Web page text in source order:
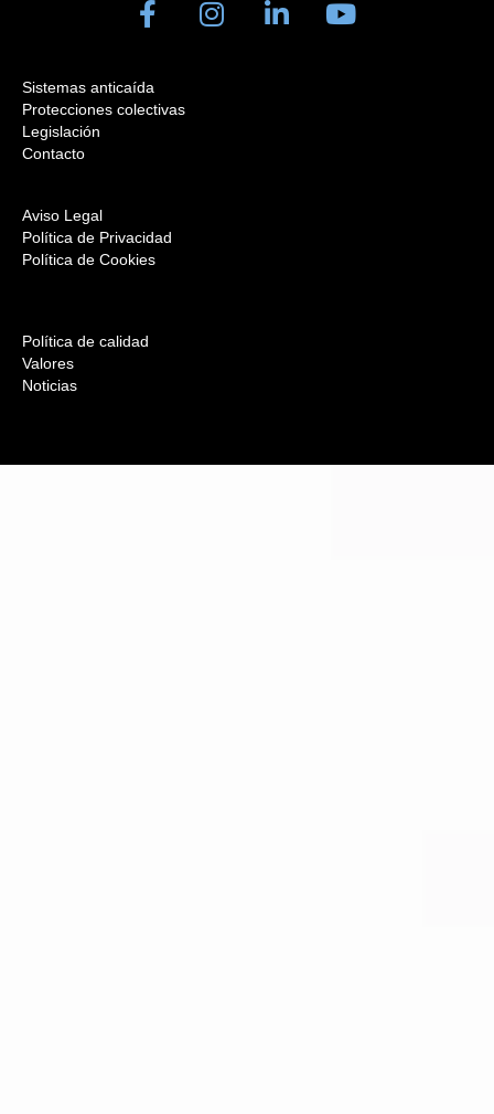
Sistemas anticaída
Protecciones colectivas
Legislación
Contacto
Aviso Legal
Política de Privacidad
Política de Cookies
Política de calidad
Valores
Noticias